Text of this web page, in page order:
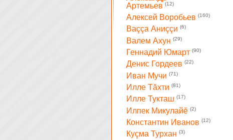
Артемьев (12)
Алексей Воробьев (160)
Ваççа Аниççи (6)
Валем Ахун (29)
Геннадий Юмарт (90)
Денис Гордеев (22)
Иван Мучи (71)
Илле Тăхти (81)
Илле Тукташ (17)
Илпек Микулайĕ (2)
Константин Иванов (12)
Куçма Турхан (3)